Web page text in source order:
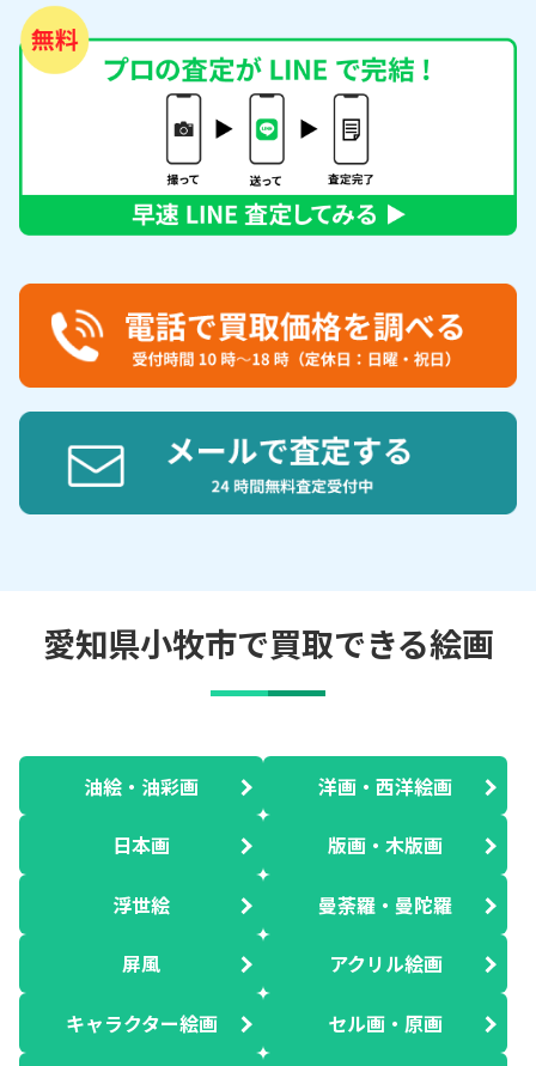
愛知県小牧市で買取できる絵画
油絵・油彩画 洋画・西洋絵画
日本画 版画・木版画
浮世絵 曼荼羅・曼陀羅
屏風 アクリル絵画
キャラクター絵画 セル画・原画